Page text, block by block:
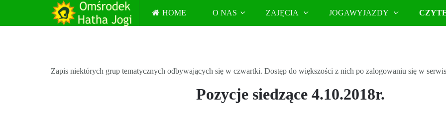
HOME O NAS ZAJĘCIA JOGAWYJAZDY
Zapis niektórych grup tematycznych odbywających się w czwartki. Dostęp do większości z nich po zalogowaniu się w
Pozycje siedzące 4.10.2018r.